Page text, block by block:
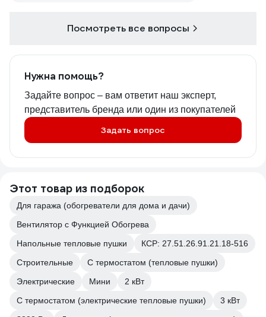
Посмотреть все вопросы
Нужна помощь?
Задайте вопрос – вам ответит наш эксперт,
представитель бренда или один из покупателей
Задать вопрос
Этот товар из подборок
Для гаража (обогреватели для дома и дачи)
Вентилятор с Функцией Обогрева
Напольные тепловые пушки
КСР: 27.51.26.91.21.18-516
Строительные
С термостатом (тепловые пушки)
Электрические
Мини
2 кВт
С термостатом (электрические тепловые пушки)
3 кВт